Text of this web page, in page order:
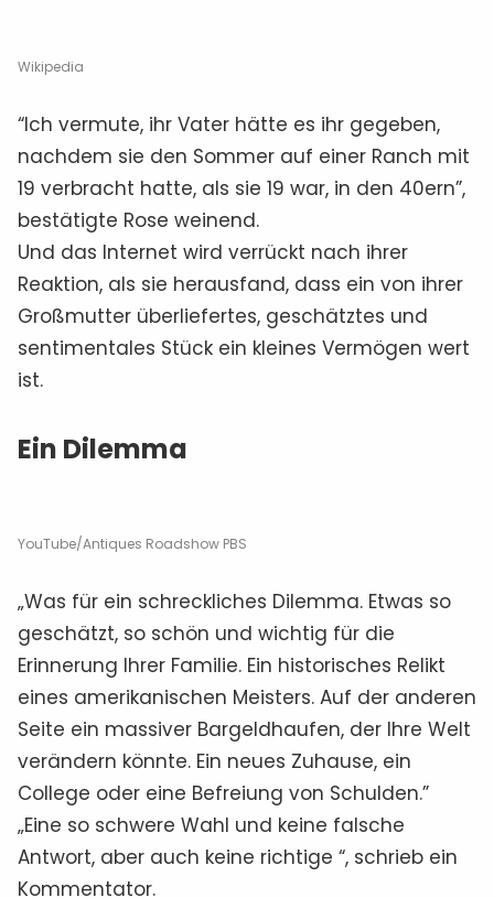
Wikipedia
“Ich vermute, ihr Vater hätte es ihr gegeben,
nachdem sie den Sommer auf einer Ranch mit
19 verbracht hatte, als sie 19 war, in den 40ern”,
bestätigte Rose weinend.
Und das Internet wird verrückt nach ihrer
Reaktion, als sie herausfand, dass ein von ihrer
Großmutter überliefertes, geschätztes und
sentimentales Stück ein kleines Vermögen wert
ist.
Ein Dilemma
YouTube/Antiques Roadshow PBS
„Was für ein schreckliches Dilemma. Etwas so
geschätzt, so schön und wichtig für die
Erinnerung Ihrer Familie. Ein historisches Relikt
eines amerikanischen Meisters. Auf der anderen
Seite ein massiver Bargeldhaufen, der Ihre Welt
verändern könnte. Ein neues Zuhause, ein
College oder eine Befreiung von Schulden.”
„Eine so schwere Wahl und keine falsche
Antwort, aber auch keine richtige “, schrieb ein
Kommentator.